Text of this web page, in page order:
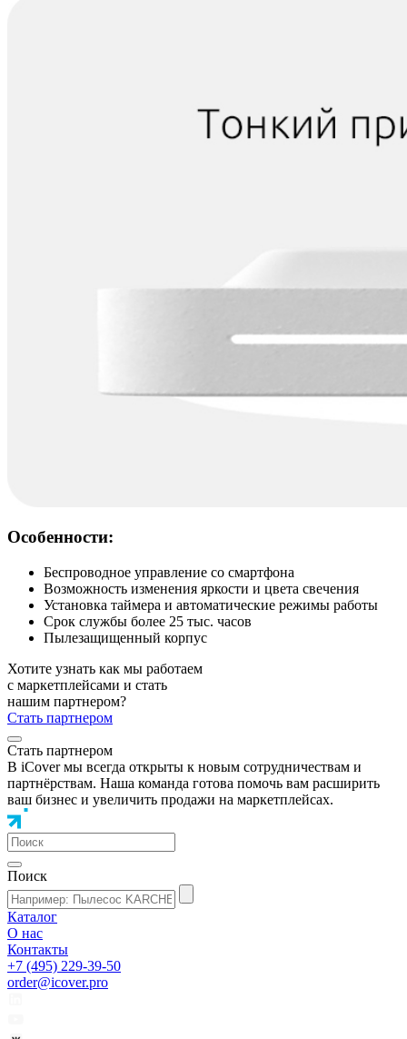
Особенности:
Беспроводное управление со смартфона
Возможность изменения яркости и цвета свечения
Установка таймера и автоматические режимы работы
Срок службы более 25 тыс. часов
Пылезащищенный корпус
Хотите узнать как мы работаем
с маркетплейсами и стать
нашим партнером?
Стать партнером
Стать партнером
В iCover мы всегда открыты к новым сотрудничествам и
партнёрствам. Наша команда готова помочь вам расширить
ваш бизнес и увеличить продажи на маркетплейсах.
Поиск
Каталог
О нас
Контакты
+7 (495) 229-39-50
order@icover.pro